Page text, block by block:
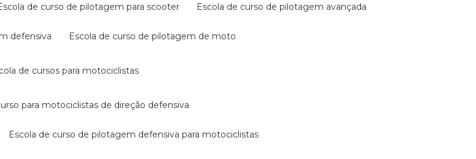
escola de curso de pilotagem para scooter escola de curso de pilotagem avançada
defensiva escola de curso de pilotagem de moto
de cursos para motociclistas
para motociclistas de direção defensiva
escola de curso de pilotagem defensiva para motociclistas